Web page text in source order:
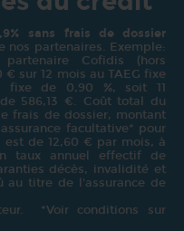
sans frais de dossier
nos partenaires. Exemple:
Cofidis (hors
sur 12 mois au TAEG fixe
de 0,90 %, soit 11
586,13 €. Coût total du
frais de dossier, montant
facultative* pour
de 12,60 € par mois, à
taux annuel effectif de
décès, invalidité et
au titre de l'assurance de
*Voir conditions sur